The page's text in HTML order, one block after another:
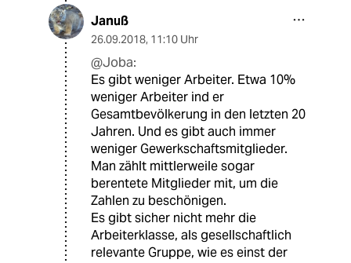
Januß
26.09.2018, 11:10 Uhr
@Joba:
Es gibt weniger Arbeiter. Etwa 10%
weniger Arbeiter ind er
Gesamtbevölkerung in den letzten 20
Jahren. Und es gibt auch immer
weniger Gewerkschaftsmitglieder.
Man zählt mittlerweile sogar
berentete Mitglieder mit, um die
Zahlen zu beschönigen.
Es gibt sicher nicht mehr die
Arbeiterklasse, als gesellschaftlich
relevante Gruppe, wie es einst der